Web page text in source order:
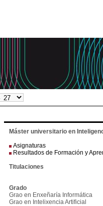
Máster universitario en
Asignaturas
Resultados de Formación y
Titulaciones
Grado
Grao en Enxeñaría Informática
Grao en Intelixencia Artificial